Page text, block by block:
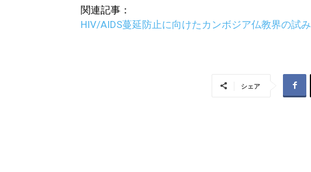
関連記事：
HIV/AIDS蔓延防止に向けたカンボジア仏教界の試み
シェア